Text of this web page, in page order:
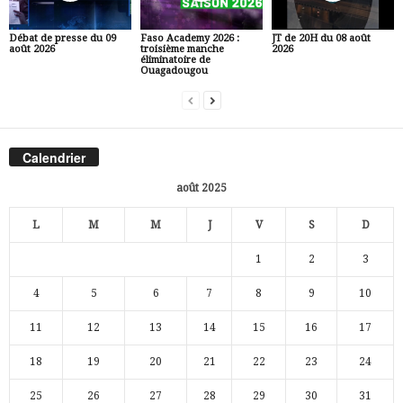
Débat de presse du 09
août 2026
Faso Academy 2026 :
troisième manche
éliminatoire de
Ouagadougou
JT de 20H du 08 août
2026
Calendrier
août 2025
L M M J V S D
1 2 3
4 5 6 7 8 9 10
11 12 13 14 15 16 17
18 19 20 21 22 23 24
25 26 27 28 29 30 31